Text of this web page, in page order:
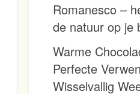
Romanesco –
de natuur op je
Warme
Perfecte
Wisselvallig